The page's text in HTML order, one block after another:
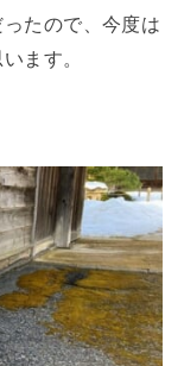
たので、今度は
ます。